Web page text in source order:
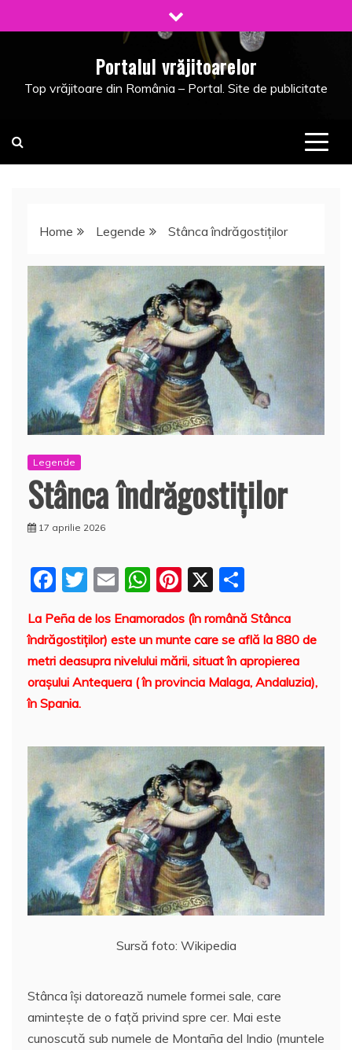
to
Portalul vrăjitoarelor
Top vrăjitoare din România – Portal. Site de publicitate
Home Legende Stânca îndrăgostiţilor
Legende
Stânca îndrăgostiţilor
17 aprilie 2026
F
c
e
b
o
k
T
itt
er
E
ai
l
W
at
s
A
Pi
nt
er
e
st
X
a
rt
aj
e
ă
La Peña de los Enamorados (în română Stânca
îndrăgostiţilor) este un munte care se află la 880 de
metri deasupra nivelului mării, situat în apropierea
orașului Antequera ( în provincia Malaga, Andaluzia),
în Spania.
Sursă foto: Wikipedia
Stânca îşi datorează numele formei sale, care
amintește de o faţă privind spre cer. Mai este
cunoscută sub numele de Montaña del Indio (muntele